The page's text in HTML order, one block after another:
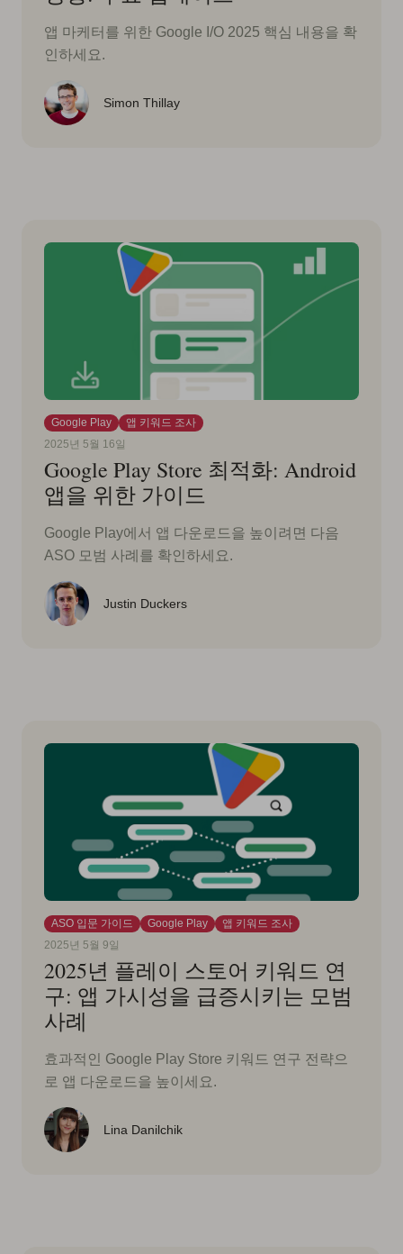
앱 마케터를 위한 Google I/O 2025 핵심 내용을 확
인하세요.
Simon Thillay
Google Play
앱 키워드 조사
2025년 5월 16일
Google Play Store 최적화: Android
앱을 위한 가이드
Google Play에서 앱 다운로드을 높이려면 다음
ASO 모범 사례를 확인하세요.
Justin Duckers
ASO 입문 가이드 Google Play
앱 키워드 조사
2025년 5월 9일
2025년 플레이 스토어 키워드 연
구: 앱 가시성을 급증시키는 모범
사례
효과적인 Google Play Store 키워드 연구 전략으
로 앱 다운로드을 높이세요.
Lina Danilchik